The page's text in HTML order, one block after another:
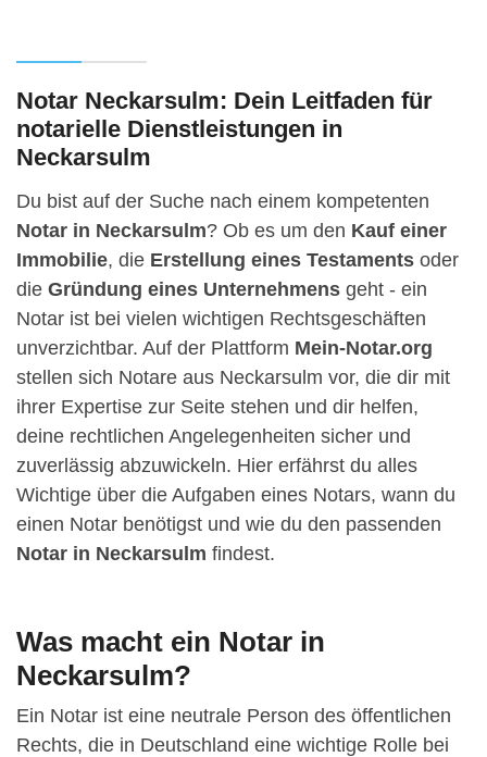
Notar Neckarsulm: Dein Leitfaden für
notarielle Dienstleistungen in
Neckarsulm
Du bist auf der Suche nach einem kompetenten
Notar in Neckarsulm? Ob es um den Kauf einer
Immobilie, die Erstellung eines Testaments oder
die Gründung eines Unternehmens geht - ein
Notar ist bei vielen wichtigen Rechtsgeschäften
unverzichtbar. Auf der Plattform Mein-Notar.org
stellen sich Notare aus Neckarsulm vor, die dir mit
ihrer Expertise zur Seite stehen und dir helfen,
deine rechtlichen Angelegenheiten sicher und
zuverlässig abzuwickeln. Hier erfährst du alles
Wichtige über die Aufgaben eines Notars, wann du
einen Notar benötigst und wie du den passenden
Notar in Neckarsulm findest.
Was macht ein Notar in
Neckarsulm?
Ein Notar ist eine neutrale Person des öffentlichen
Rechts, die in Deutschland eine wichtige Rolle bei